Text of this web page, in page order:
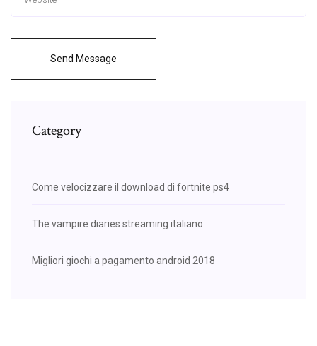
Send Message
Category
Come velocizzare il download di fortnite ps4
The vampire diaries streaming italiano
Migliori giochi a pagamento android 2018